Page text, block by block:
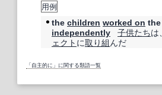
用例
the children worked on the
independently
子供たちは、
ェクト に取り組 んだ
「自主的に」に関する類語一覧